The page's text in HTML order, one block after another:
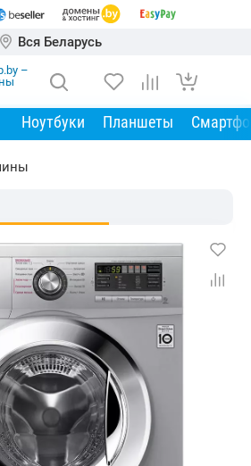
Вся Беларусь
Ноутбуки Планшеты